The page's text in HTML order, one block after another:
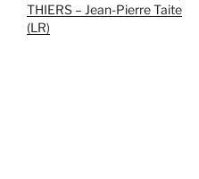
THIERS – Jean-Pierre Taite
(LR)